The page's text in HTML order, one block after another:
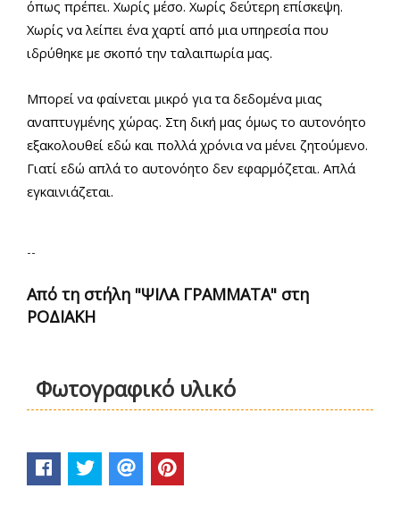
όπως πρέπει. Χωρίς μέσο. Χωρίς δεύτερη επίσκεψη.
Χωρίς να λείπει ένα χαρτί από μια υπηρεσία που
ιδρύθηκε με σκοπό την ταλαιπωρία μας.
Μπορεί να φαίνεται μικρό για τα δεδομένα μιας
αναπτυγμένης χώρας. Στη δική μας όμως το αυτονόητο
εξακολουθεί εδώ και πολλά χρόνια να μένει ζητούμενο.
Γιατί εδώ απλά το αυτονόητο δεν εφαρμόζεται. Απλά
εγκαινιάζεται.
--
Aπό τη στήλη "ΨΙΛΑ ΓΡΑΜΜΑΤΑ" στη
ΡΟΔΙΑΚΗ
Φωτογραφικό υλικό